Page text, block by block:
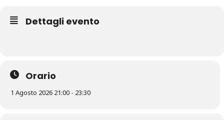
Dettagli evento
Orario
1 Agosto 2026 21:00 - 23:30